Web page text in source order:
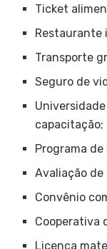
Ticket
Restaurante
Transporte
Seguro de
capacitação;
Programa de
Avaliação
Convênio
Cooperativa
Licença